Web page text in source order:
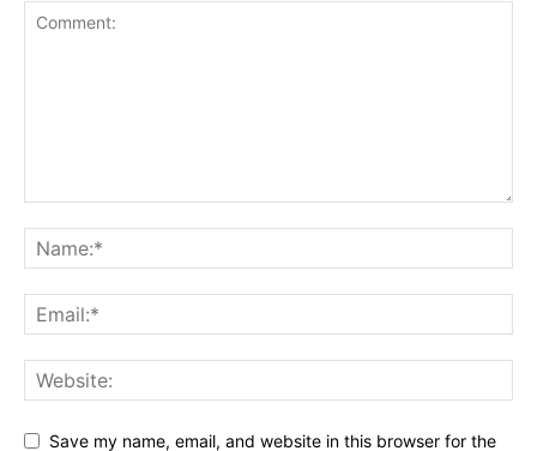
Save my name, email, and website in this browser for the